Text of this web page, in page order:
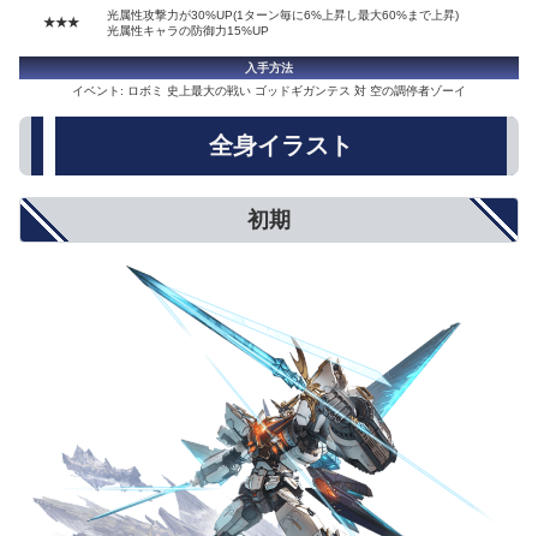
★★★
光属性攻撃力が30%UP(1ターン毎に6%上昇し最大60%まで上昇)
光属性キャラの防御力15%UP
入手方法
イベント: ロボミ 史上最大の戦い ゴッドギガンテス 対 空の調停者ゾーイ
全身イラスト
初期